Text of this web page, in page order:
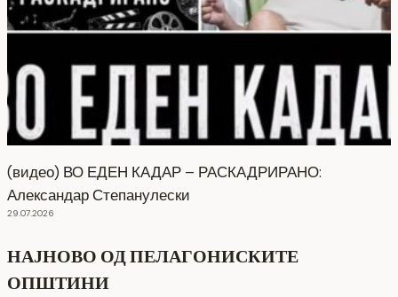
(видео) ВО ЕДЕН КАДАР – РАСКАДРИРАНО:
Александар Степанулески
29.07.2026
НАЈНОВО ОД ПЕЛАГОНИСКИТЕ
ОПШТИНИ